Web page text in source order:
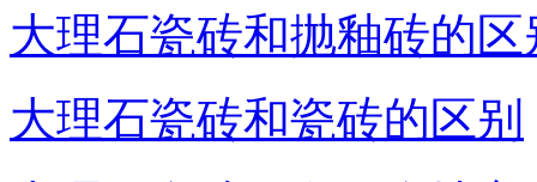
大理石瓷砖和抛釉砖的区
大理石瓷砖和瓷砖的区别